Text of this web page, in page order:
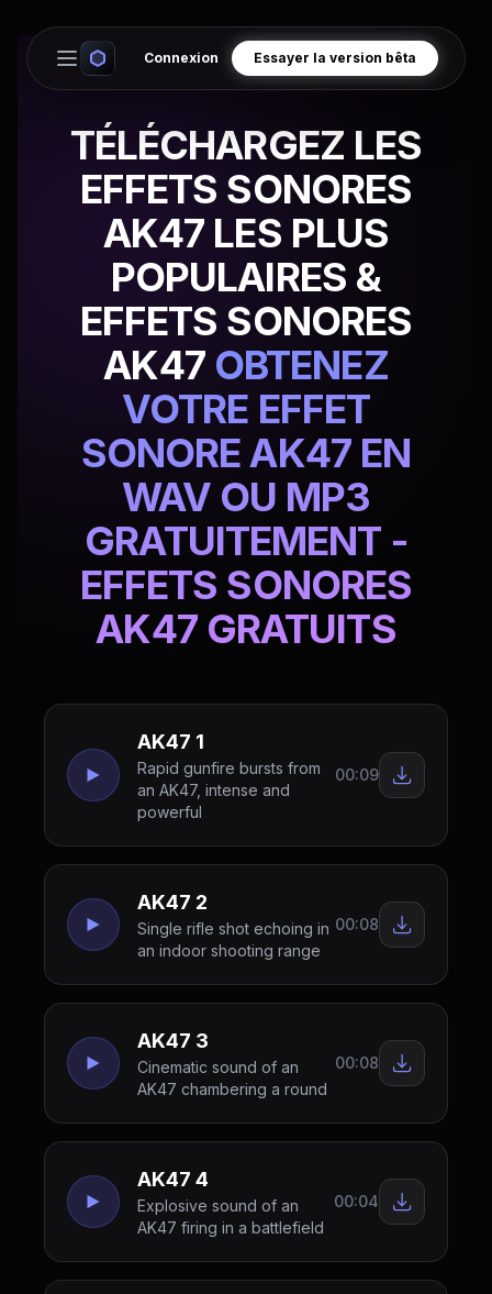
Open main menu
Connexion Essayer la version bêta
TÉLÉCHARGEZ LES
EFFETS SONORES
AK47 LES PLUS
POPULAIRES &
EFFETS SONORES
AK47 OBTENEZ
VOTRE EFFET
SONORE AK47 EN
WAV OU MP3
GRATUITEMENT -
EFFETS SONORES
AK47 GRATUITS
AK47 1
Rapid gunfire bursts from
an AK47, intense and
powerful
00:09
AK47 2
Single rifle shot echoing in
an indoor shooting range
00:08
AK47 3
Cinematic sound of an
AK47 chambering a round
00:08
AK47 4
Explosive sound of an
AK47 firing in a battlefield
00:04